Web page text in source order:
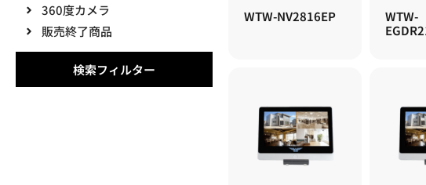
360度カメラ
販売終了商品
検索フィルター
WTW-NV2816EP
WTW-